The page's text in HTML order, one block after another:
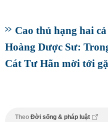
Cao thủ hạng hai
Hoàng Dược Sư:
Cát Tư Hãn mời tới
Theo Đời sống & pháp luật